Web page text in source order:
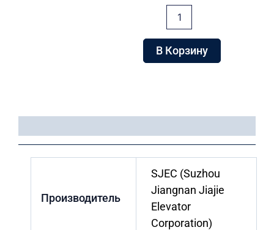
GRIS-
CJB-
В Корзину
Производитель
SJEC (Suzhou
Jiangnan Jiajie
Elevator
Corporation)